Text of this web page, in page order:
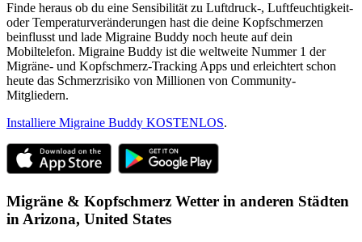
Finde heraus ob du eine Sensibilität zu Luftdruck-, Luftfeuchtigkeit-
oder Temperaturveränderungen hast die deine Kopfschmerzen
beinflusst und lade Migraine Buddy noch heute auf dein
Mobiltelefon. Migraine Buddy ist die weltweite Nummer 1 der
Migräne- und Kopfschmerz-Tracking Apps und erleichtert schon
heute das Schmerzrisiko von Millionen von Community-
Mitgliedern.
Installiere Migraine Buddy KOSTENLOS.
Migräne & Kopfschmerz Wetter in anderen Städten
in Arizona, United States